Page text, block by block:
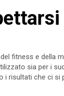
fitness e della
sia per i
i risultati che ci si